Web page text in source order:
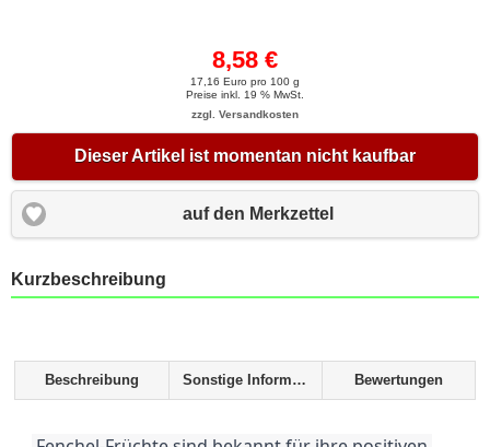
8,58 €
17,16 Euro pro 100 g
Preise inkl. 19 % MwSt.
zzgl. Versandkosten
Dieser Artikel ist momentan nicht kaufbar
auf den Merkzettel
Kurzbeschreibung
Beschreibung Sonstige Informationen Bewertungen